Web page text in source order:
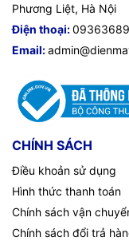
Phương Liệt, Hà Nội
Điện thoại:
Email:
CHÍNH SÁCH
Điều khoản sử dụng
Hình thức thanh toán
Chính sách vận
Chính sách đổi trả